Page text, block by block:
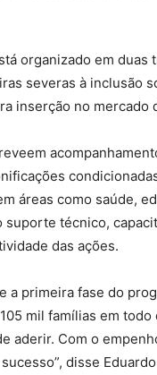
organizado em
severas à inclusão
inserção no mercado
áreas como saúde,
suporte técnico,
das ações.
a primeira fase do
mil famílias em
aderir. Com o
disse